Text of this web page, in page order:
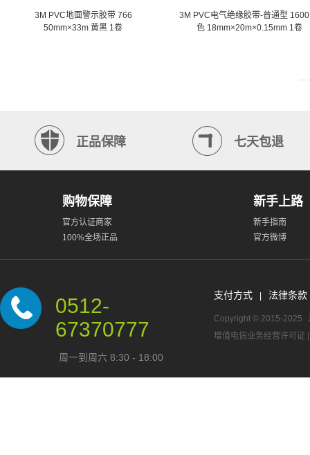
3M PVC地面警示胶带 766
50mm×33m 黄黑 1卷
3M PVC电气绝缘胶带-普通型
色 18mm×20m×0.15mm 1卷
正品保障 七天包退
购物保障
官方认证商家
100%全场正品
新手上路
新手指南
官方微博
0512-
67370777
周一到周六 8:30 - 18:00
支付方式 法律条款
Copyright © 2015-2025
增值电信业务经营许可证